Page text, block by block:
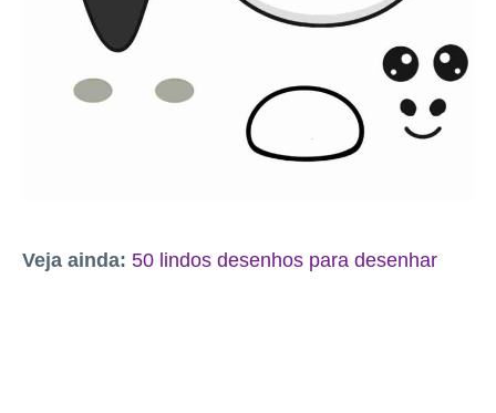
Veja ainda: 50 lindos desenhos para desenhar